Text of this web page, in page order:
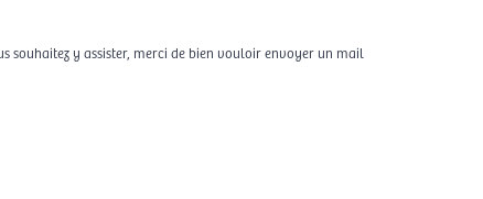
souhaitez y assister, merci de bien vouloir envoyer un mail